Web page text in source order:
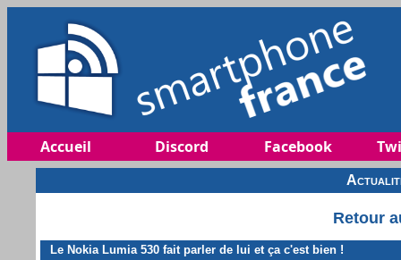
Accueil Discord Facebook
Retour
Le Nokia Lumia 530 fait parler de lui et ça c'est bien !